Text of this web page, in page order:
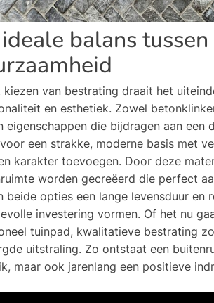
balans
kiezen van bestrating draait het
en esthetiek. Zowel
eigenschappen die bijdragen aan een
een strakke, moderne basis met
karakter toevoegen. Door deze
worden gecreëerd die perfect
beide opties een lange levensduur
investering vormen. Of het nu
tuinpad, kwalitatieve bestrating
uitstraling. Zo ontstaat een
maar ook jarenlang een positieve